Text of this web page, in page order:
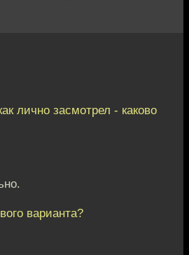
лично засмотрел - каково
варианта?